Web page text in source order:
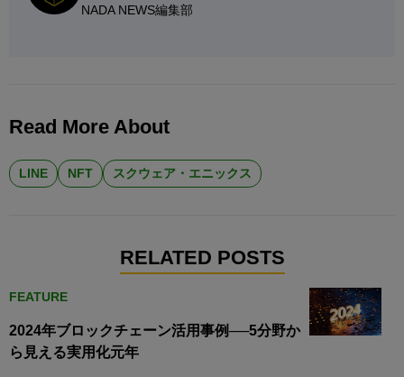
NADA NEWS編集部
Read More About
LINE NFT スクウェア・エニックス
RELATED POSTS
FEATURE
2024年ブロックチェーン活用事例──5分野か
ら見える実用化元年